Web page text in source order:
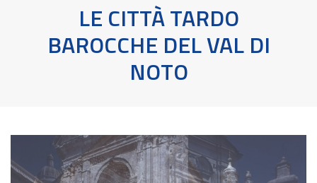
LE CITTÀ TARDO
BAROCCHE DEL VAL DI
NOTO